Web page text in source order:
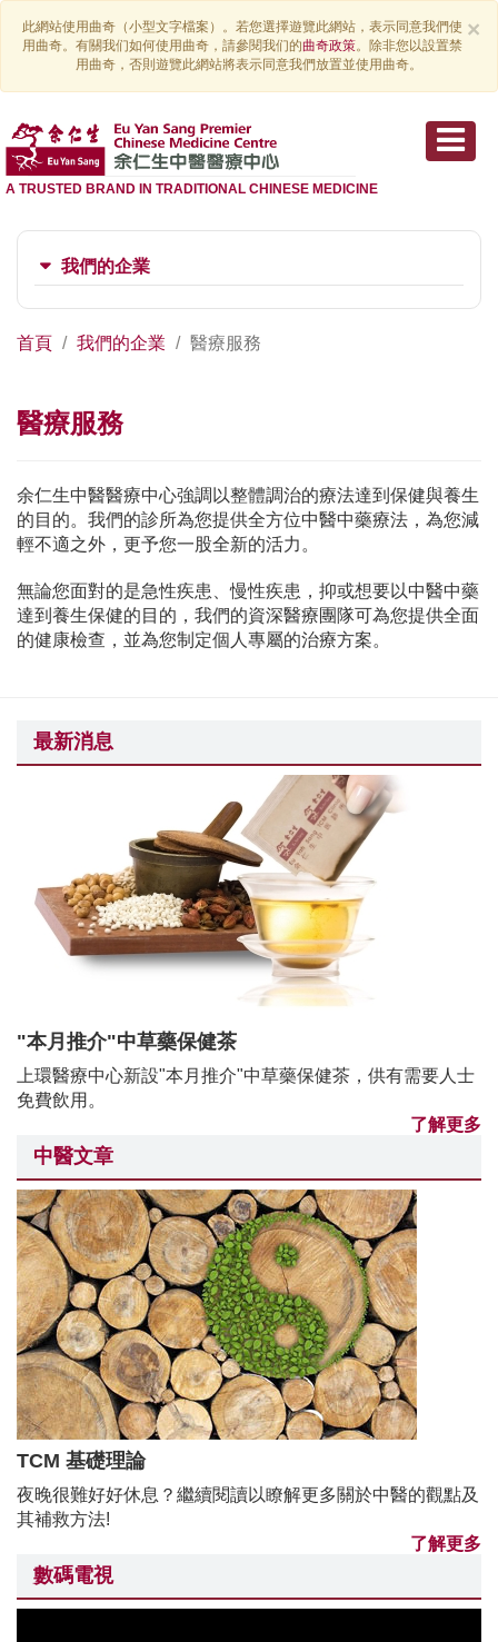
×
此網站使用曲奇（小型文字檔案）。若您選擇遊覽此網站，表示同意我們使
用曲奇。有關我们如何使用曲奇，請參閱我们的曲奇政策。除非您以設置禁
用曲奇，否則遊覽此網站將表示同意我們放置並使用曲奇。
A TRUSTED BRAND IN TRADITIONAL CHINESE MEDICINE
我們的企業
首頁 我們的企業 醫療服務
醫療服務
余仁生中醫醫療中心強調以整體調治的療法達到保健與養生
的目的。我們的診所為您提供全方位中醫中藥療法，為您減
輕不適之外，更予您一股全新的活力。
無論您面對的是急性疾患、慢性疾患，抑或想要以中醫中藥
達到養生保健的目的，我們的資深醫療團隊可為您提供全面
的健康檢查，並為您制定個人專屬的治療方案。
最新消息
"本月推介"中草藥保健茶
上環醫療中心新設"本月推介"中草藥保健茶，供有需要人士
免費飲用。
了解更多
中醫文章
TCM 基礎理論
夜晚很難好好休息？繼續閱讀以瞭解更多關於中醫的觀點及
其補救方法!
了解更多
數碼電視